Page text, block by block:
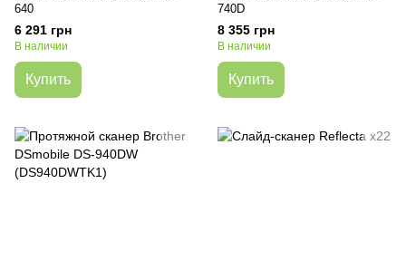
640
6 291 грн
В наличии
Купить
740D
8 355 грн
В наличии
Купить